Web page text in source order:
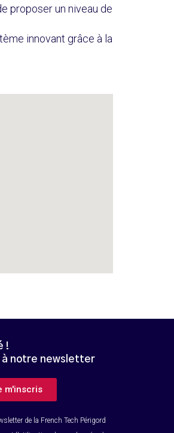
proposer un niveau de
innovant grâce à la
!
à notre newsletter
m'inscris
de la French Tech Périgord